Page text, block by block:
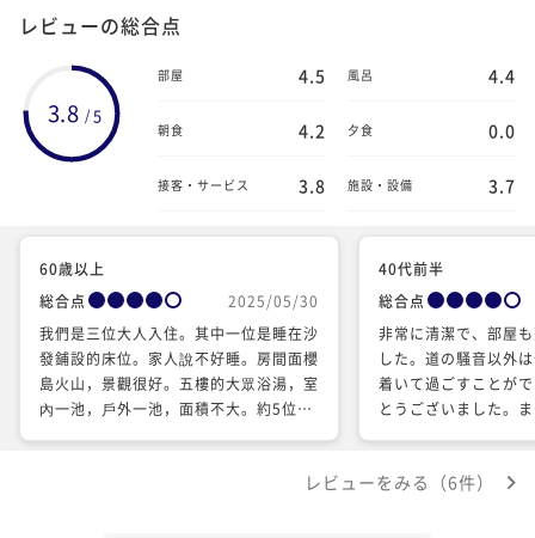
レビューの総合点
3.8 /5
部屋 4.5 風呂 4.4
朝食 4.2 夕食 0.0
接客・サービス 3.8 施設・設備 3.7
60歳以上
総合点
2025/05/30
我們是三位大人入住。其中一位是睡在沙
發鋪設的床位。家人說不好睡。房間面櫻
島火山，景觀很好。五樓的大眾浴湯，室
內一池，戶外一池，面積不大。約5位大
40代前半
総合点
非常に清潔で、部屋
した。道の騒音以外
着いて過ごすことが
とうございました。
がないことですが、
レビューをみる（6件）